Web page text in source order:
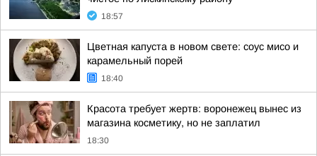
18:57
Цветная капуста в новом свете: соус мисо и
карамельный порей
18:40
Красота требует жертв: воронежец вынес из
магазина косметику, но не заплатил
18:30